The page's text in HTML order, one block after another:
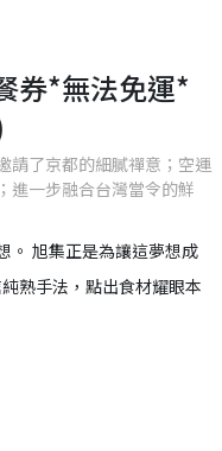
券*無法免運*
請了京都的細膩禪意；空運
進一步融合台灣當令的鮮
。 旭集正是為讓這夢想成
熟手法，點出食材耀眼本